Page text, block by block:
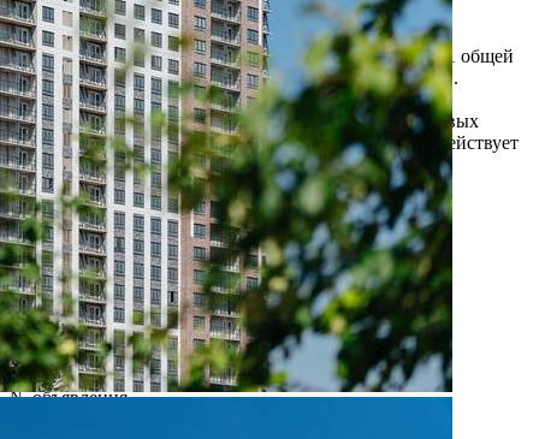
Москва / Московская обл
Получить контакты Посмотреть на карте
Прямая продажа от застройщика! Кладовая номер 141 общей
площадью 5.7 кв. м на -2-м этаже в ЖК "1-й Южный".
Рассрочка на кладовые в готовых объектах: ГК ФСК
предлагает программу рассрочки на кладовые в готовых
объектах. На кладовые в ЖК «1-й Южный» корп. 2 действует
рассрочка сроком до года. ПВ от 30%. Рассро...
338 (+1)
Навигация
Характеристики
О помещении
Где находится
Контакты
Другие объявления
Характеристики помещения
№ объявления